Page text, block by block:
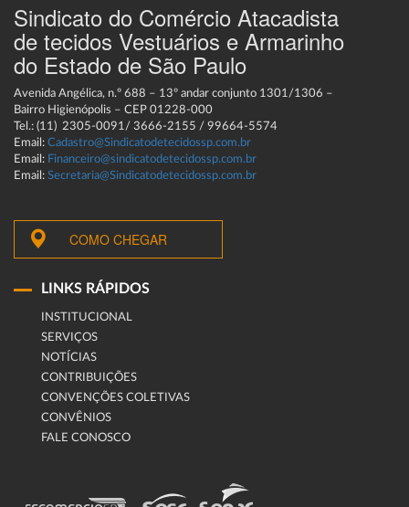
Sindicato do Comércio Atacadista
de tecidos Vestuários e Armarinho
do Estado de São Paulo
Avenida Angélica, n.º 688 – 13º andar conjunto 1301/1306 –
Bairro Higienópolis – CEP 01228-000
Tel.: (11) 2305-0091/ 3666-2155 / 99664-5574
Email: Cadastro@Sindicatodetecidossp.com.br
Email: Financeiro@sindicatodetecidossp.com.br
Email: Secretaria@Sindicatodetecidossp.com.br
COMO CHEGAR
LINKS RÁPIDOS
INSTITUCIONAL
SERVIÇOS
NOTÍCIAS
CONTRIBUIÇÕES
CONVENÇÕES COLETIVAS
CONVÊNIOS
FALE CONOSCO